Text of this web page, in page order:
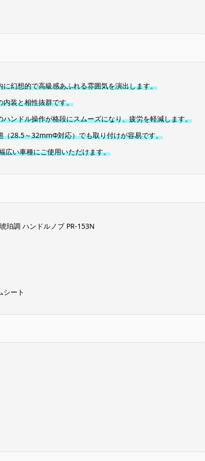
幻想的で高級感あふれる雰囲気を演出します。
内装と相性抜群です。
ンドル操作が格段にスムーズになり、疲労を軽減します。
（28.5～32mmΦ対応）でも取り付けが容易です。
い車種にご使用いただけます。
珀調 ハンドルノブ PR-153N
シート